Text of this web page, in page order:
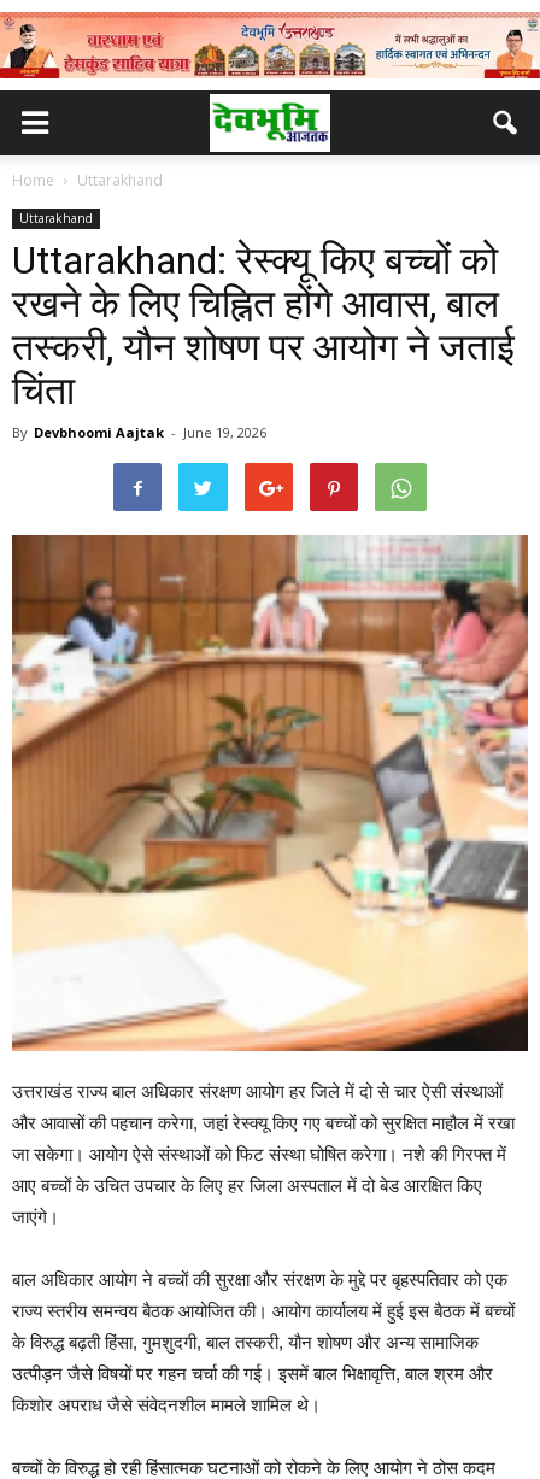
Home Uttarakhand
Uttarakhand
Uttarakhand: रेस्क्यू किए बच्चों को
रखने के लिए चिह्नित होंगे आवास, बाल
तस्करी, यौन शोषण पर आयोग ने जताई
चिंता
By Devbhoomi Aajtak - June 19, 2026
उत्तराखंड राज्य बाल अधिकार संरक्षण आयोग हर जिले में दो से चार ऐसी संस्थाओं
और आवासों की पहचान करेगा, जहां रेस्क्यू किए गए बच्चों को सुरक्षित माहौल में रखा
जा सकेगा। आयोग ऐसे संस्थाओं को फिट संस्था घोषित करेगा। नशे की गिरफ्त में
आए बच्चों के उचित उपचार के लिए हर जिला अस्पताल में दो बेड आरक्षित किए
जाएंगे।
बाल अधिकार आयोग ने बच्चों की सुरक्षा और संरक्षण के मुद्दे पर बृहस्पतिवार को एक
राज्य स्तरीय समन्वय बैठक आयोजित की। आयोग कार्यालय में हुई इस बैठक में बच्चों
के विरुद्ध बढ़ती हिंसा, गुमशुदगी, बाल तस्करी, यौन शोषण और अन्य सामाजिक
उत्पीड़न जैसे विषयों पर गहन चर्चा की गई। इसमें बाल भिक्षावृत्ति, बाल श्रम और
किशोर अपराध जैसे संवेदनशील मामले शामिल थे।
बच्चों के विरुद्ध हो रही हिंसात्मक घटनाओं को रोकने के लिए आयोग ने ठोस कदम